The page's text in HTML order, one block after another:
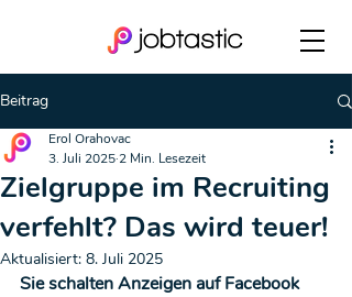
Beitrag
Zielgruppe im Recruiting
verfehlt? Das wird teuer!
Erol Orahovac
3. Juli 20252 Min. Lesezeit
Aktualisiert: 8. Juli 2025
Sie schalten Anzeigen auf Facebook